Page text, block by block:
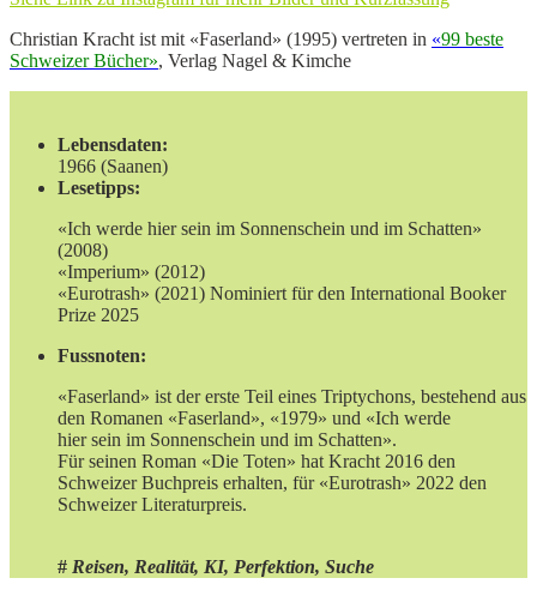
Christian Kracht ist mit «Faserland» (1995) vertreten in «99 beste
Schweizer Bücher», Verlag Nagel & Kimche
Lebensdaten:
1966 (Saanen)
Lesetipps:
«Ich werde hier sein im Sonnenschein und im Schatten»
(2008)
«Imperium» (2012)
«Eurotrash» (2021) Nominiert für den International Booker
Prize 2025
Fussnoten:
«Faserland» ist der erste Teil eines Triptychons, bestehend aus
den Romanen «Faserland», «1979» und «Ich werde
hier sein im Sonnenschein und im Schatten».
Für seinen Roman «Die Toten» hat Kracht 2016 den
Schweizer Buchpreis erhalten, für «Eurotrash» 2022 den
Schweizer Literaturpreis.
# Reisen, Realität, KI, Perfektion, Suche